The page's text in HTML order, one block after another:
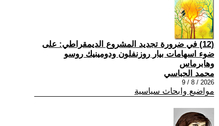
(12) في ضرورة تجديد المشروع الديمقراطي: على
ضوء اسهامات بيار روزنفلون ودومينيك روسو
وهابرماس
محمد الحباسي
2026 / 8 / 9
مواضيع وابحاث سياسية